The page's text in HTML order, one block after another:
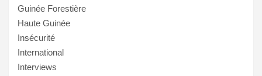
Guinée Forestière
Haute Guinée
Insécurité
International
Interviews